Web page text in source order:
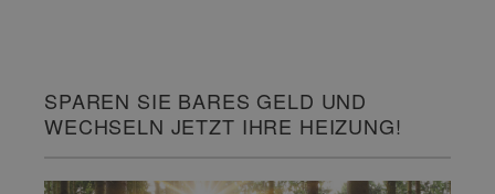
SPAREN SIE BARES GELD UND
WECHSELN JETZT IHRE HEIZUNG!